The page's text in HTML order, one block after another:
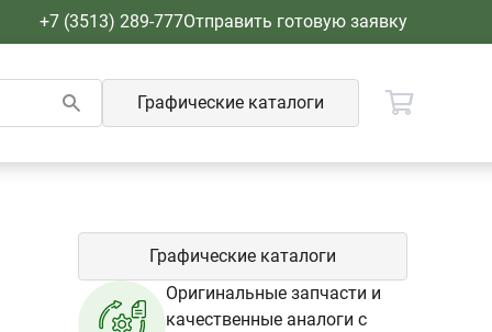
+7 (3513) 289-777Отправить готовую заявку
Графические каталоги
Графические каталоги
Оригинальные запчасти и
качественные аналоги с